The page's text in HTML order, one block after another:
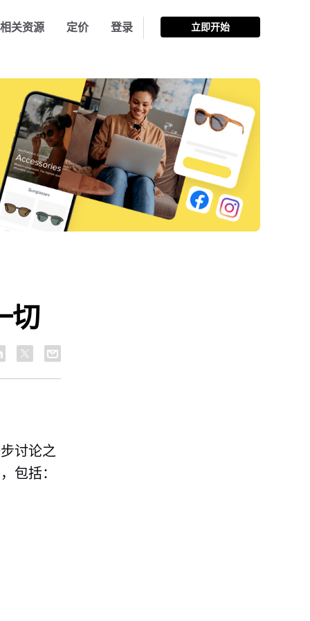
相关资源 定价 登录 立即开始
切
讨论之
包括：